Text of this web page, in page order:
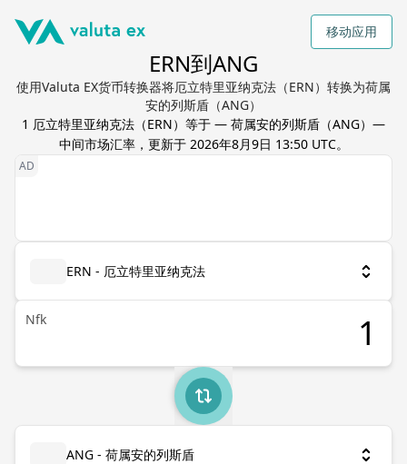
移动应用
ERN到ANG
使用Valuta EX货币转换器将厄立特里亚纳克法（ERN）转换为荷属
安的列斯盾（ANG）
1 厄立特里亚纳克法 （ERN）等于 — 荷属安的列斯盾 （ANG）—
中间市场汇率，更新于 2026年8月9日 13:50 UTC。
ERN - 厄立特里亚纳克法
Nfk
ANG - 荷属安的列斯盾